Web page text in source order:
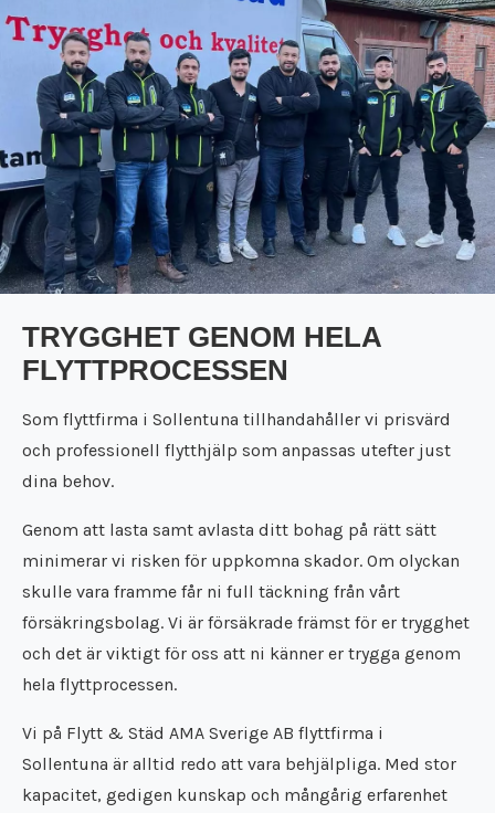
Flyttfirma Säffle
Flyttfirma Sala
Flyttfirma Sandviken
Flyttfirma Skara
Flyttfirma Skinnskatteberg
Flyttfirma Skövde
Flyttfirma Södertälje
Flyttfirma Sollentuna
Flyttfirma Solna
Flyttfirma Stockholm
Flyttfirma Surahammar
Flyttfirma Täby
Flyttfirma Tidaholm
Flyttfirma Töreboda
Flyttfirma Trosa
Flyttfirma Vara
Flyttfirma Västerås
Flyttfirma Vingåker
Städfirma Skinnskatteberg
Städfirma Skövde
Städfirma Södertälje
Städfirma Sollentuna
Städfirma Solna
Städfirma Stockholm
Städfirma Strängnäs
Städfirma Surahammar
Städfirma Täby
Städfirma Tibro
Städfirma Tidaholm
Städfirma Trosa
Städfirma Uppsala
Städfirma Västerås
Städfirma Vingåker
Städfirma Örebro
TRYGGHET GENOM HELA
FLYTTPROCESSEN
Som flyttfirma i Sollentuna tillhandahåller vi prisvärd
och professionell flytthjälp som anpassas utefter just
dina behov.
Genom att lasta samt avlasta ditt bohag på rätt sätt
minimerar vi risken för uppkomna skador. Om olyckan
skulle vara framme får ni full täckning från vårt
försäkringsbolag. Vi är försäkrade främst för er trygghet
och det är viktigt för oss att ni känner er trygga genom
hela flyttprocessen.
Vi på Flytt & Städ AMA Sverige AB flyttfirma i
Sollentuna är alltid redo att vara behjälpliga. Med stor
kapacitet, gedigen kunskap och mångårig erfarenhet